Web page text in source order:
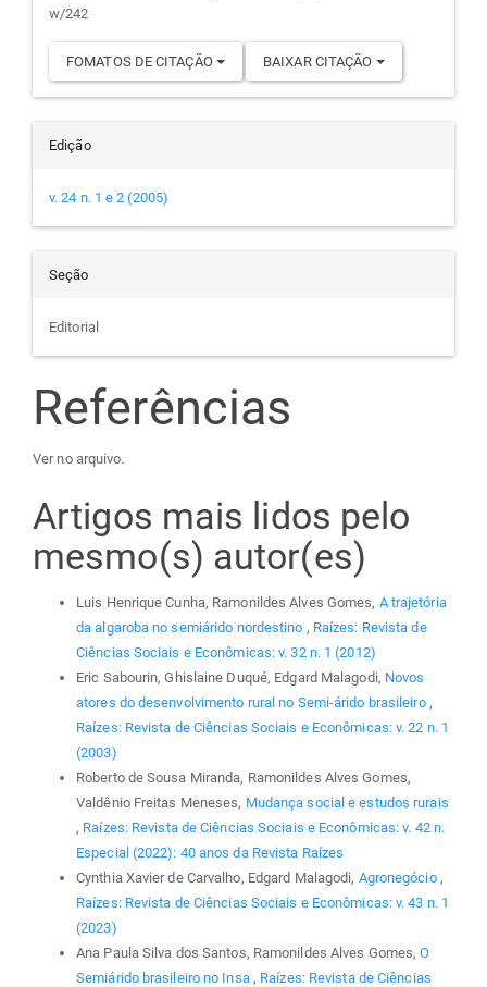
w/242
FOMATOS DE CITAÇÃO BAIXAR CITAÇÃO
Edição
v. 24 n. 1 e 2 (2005)
Seção
Editorial
Referências
Ver no arquivo.
Artigos mais lidos pelo
mesmo(s) autor(es)
Luis Henrique Cunha, Ramonildes Alves Gomes, A trajetória
da algaroba no semiárido nordestino , Raízes: Revista de
Ciências Sociais e Econômicas: v. 32 n. 1 (2012)
Eric Sabourin, Ghislaine Duqué, Edgard Malagodi, Novos
atores do desenvolvimento rural no Semi-árido brasileiro ,
Raízes: Revista de Ciências Sociais e Econômicas: v. 22 n. 1
(2003)
Roberto de Sousa Miranda, Ramonildes Alves Gomes,
Valdênio Freitas Meneses, Mudança social e estudos rurais
, Raízes: Revista de Ciências Sociais e Econômicas: v. 42 n.
Especial (2022): 40 anos da Revista Raízes
Cynthia Xavier de Carvalho, Edgard Malagodi, Agronegócio ,
Raízes: Revista de Ciências Sociais e Econômicas: v. 43 n. 1
(2023)
Ana Paula Silva dos Santos, Ramonildes Alves Gomes,O
Semiárido brasileiro no Insa , Raízes: Revista de Ciências